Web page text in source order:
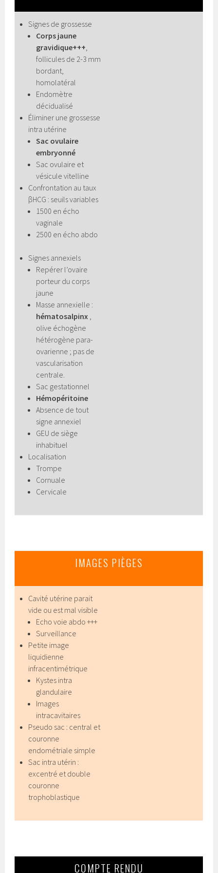
Signes de grossesse
Corps jaune
gravidique+++,
follicules de 2-3 mm
bordant,
homolatéral
Endomètre
décidualisé
Éliminer une grossesse
intra utérine
Sac ovulaire
embryonné
Sac ovulaire et
vésicule vitelline
Confrontation au taux
βHCG : seuils variables
1500 en écho
vaginale
2500 en écho abdo
Signes annexiels
Repérer l’ovaire
porteur du corps
jaune
Masse annexielle :
hématosalpinx ,
olive échogène
hétérogène para-
ovarienne ; pas de
vascularisation
centrale.
Sac gestationnel
Hémopéritoine
Absence de tout
signe annexiel
GEU de siège
inhabituel
Localisation
Trompe
Cornuale
Cervicale
IMAGES PIÈGES
Cavité utérine parait
vide ou est mal visible
Echo voie abdo +++
Surveillance
Petite image
liquidienne
infracentimétrique
Kystes intra
glandulaire
Images
intracavitaires
Pseudo sac : central et
couronne
endométriale simple
Sac intra utérin :
excentré et double
couronne
trophoblastique
COMPTE RENDU